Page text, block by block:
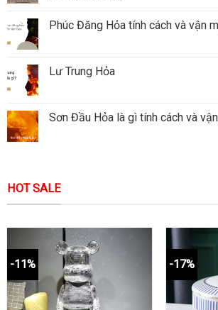
Phúc Đăng Hỏa tính cách và vận
Lư Trung Hỏa
Sơn Đầu Hỏa là gì tính cách và
HOT SALE
-11% -17%